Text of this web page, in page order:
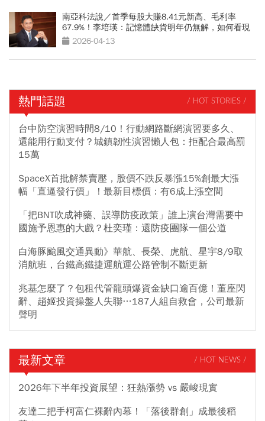
南亞科法說／首季每股大賺8.41元新高、毛利率
67.9%！李培瑛：記憶體缺貨明年仍無解，如何看現
貨價鬆動？
2026-04-13
熱門話題 / HOT STORIES /
台中防空演習時間8/10！行動網路斷網演習要多久、
還能用行動支付？城鎮韌性演習懶人包：拒配合最高罰
15萬
SpaceX首批解禁賣壓，股價不跌反暴漲15%創最大漲
幅「直逼發行價」！最新目標價：有6成上漲空間
「把BNT吹成神藥、誤導防疫政策」誰上演台灣需要中
國施予恩惠的大戲？杜奕瑾：還防疫團隊一個公道
白海豚颱風交通異動》華航、長榮、虎航、星宇8/9取
消航班，台鐵高鐵捷運航運公路管制不斷更新
兆基怎麼了？包租代管龍頭爆資金缺口逾百億！董座閃
辭、趙姬投資操盤人失聯…187人組自救會，公司最新
聲明
最新文章 / HOT NEWS /
2026年下半年投資展望：狂熱漲勢 vs 嚴峻現實
友達二把手柯富仁裸辭內幕！「落後群創」成最後稻